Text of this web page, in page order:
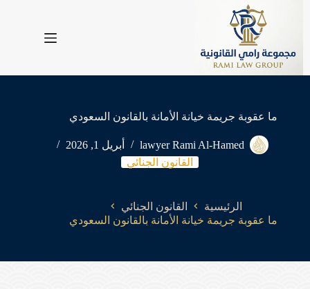
ما عقوبة جريمة خيانة الأمانة بالقانون السعودي
lawyer Rami Al-Hamed
أبريل 1, 2026
القانون الجنائي
الرئيسية
القانون الجنائي
ما عقوبة جريمة خيانة الأمانة بالقانون السعودي